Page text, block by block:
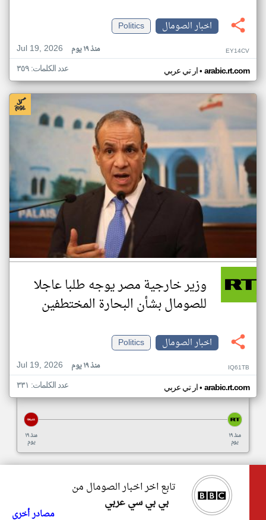
اخبار الصومال
Politics
Jul 19, 2026
منذ ١٩ يوم EY14CV
ار تي عربي• arabic.rt.com عدد الكلمات: ٣٥٩
وزير خارجية مصر يوجه طلبا عاجلا
للصومال بشأن البحارة المختطفين
اخبار الصومال
Politics
Jul 19, 2026
منذ ١٩ يوم IQ61TB
ار تي عربي• arabic.rt.com عدد الكلمات: ٣٣١
منذ ١٩
يوم
منذ ١٩
يوم
تابع اخر اخبار الصومال من
بي بي سي عربي
مصادر أخرى